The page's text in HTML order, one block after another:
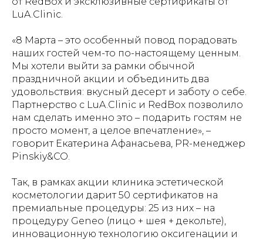
LuA.Clinic.
«8 Марта – это особенный повод порадовать
наших гостей чем-то по-настоящему ценным.
Мы хотели выйти за рамки обычной
праздничной акции и объединить два
удовольствия: вкусный десерт и заботу о себе.
Партнерство с LuA.Clinic и RedBox позволило
нам сделать именно это – подарить гостям не
просто момент, а целое впечатление», –
говорит Екатерина Афанасьева, PR-менеджер
Pinskiy&CO.
Так, в рамках акции клиника эстетической
косметологии дарит 50 сертификатов на
премиальные процедуры: 25 из них – на
процедуру Geneo (лицо + шея + декольте),
инновационную технологию оксигенации и